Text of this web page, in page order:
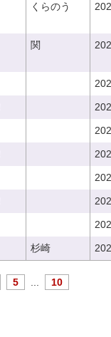
くらのう
関
杉崎
5 10